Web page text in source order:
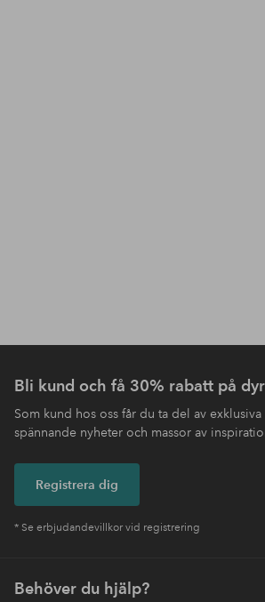
Bli kund och få 30% rabatt på
Som kund hos oss får du ta del av
spännande nyheter och massor av
Registrera dig
* Se erbjudandevillkor vid registrering
Behöver du hjälp?